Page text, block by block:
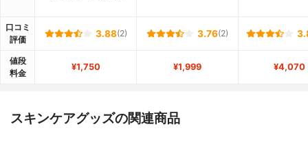
口コミ
評価
3.88(2) 3.76(2)
値段
料金
¥1,750 ¥1,999 ¥4,070
スキンケアグッズの関連商品